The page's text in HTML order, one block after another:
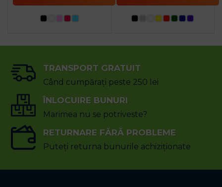
TRANSPORT GRATUIT
Când cumpărați peste 250 lei
ÎNLOCUIRE BUNURI
Marimea nu se potriveste?
RETURNARE FĂRĂ PROBLEME
Puteți returna bunurile achiziționate